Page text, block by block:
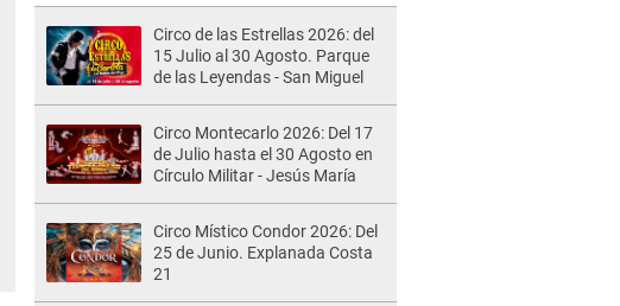
Circo de las Estrellas 2026: del
15 Julio al 30 Agosto. Parque
de las Leyendas - San Miguel
Circo Montecarlo 2026: Del 17
de Julio hasta el 30 Agosto en
Círculo Militar - Jesús María
Circo Místico Condor 2026: Del
25 de Junio. Explanada Costa
21